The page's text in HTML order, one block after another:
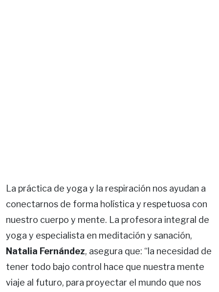
La práctica de yoga y la respiración nos ayudan a
conectarnos de forma holística y respetuosa con
nuestro cuerpo y mente. La profesora integral de
yoga y especialista en meditación y sanación,
Natalia Fernández, asegura que: “la necesidad de
tener todo bajo control hace que nuestra mente
viaje al futuro, para proyectar el mundo que nos